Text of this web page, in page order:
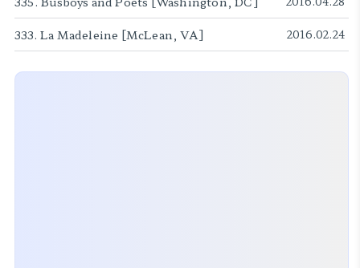
333. La Madeleine [McLean, VA] 2016.02.24